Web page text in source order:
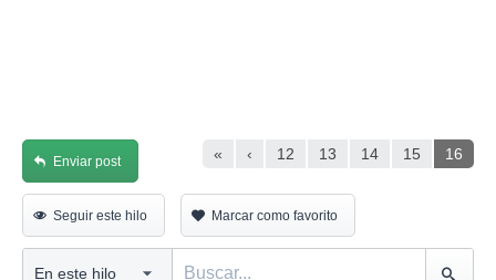
« ‹ 12 13 14 15 16
Enviar post
Seguir este hilo Marcar como favorito